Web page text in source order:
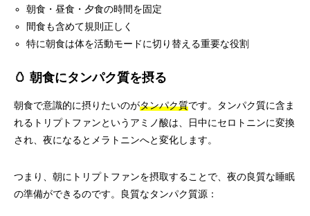
朝食・昼食・夕食の時間を固定
間食も含めて規則正しく
特に朝食は体を活動モードに切り替える重要な役割
🥚 朝食にタンパク質を摂る
朝食で意識的に摂りたいのがタンパク質です。タンパク質に含ま
れるトリプトファンというアミノ酸は、日中にセロトニンに変換
され、夜になるとメラトニンへと変化します。
つまり、朝にトリプトファンを摂取することで、夜の良質な睡眠
の準備ができるのです。良質なタンパク質源：